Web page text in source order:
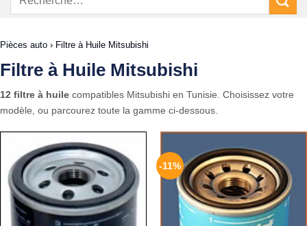
Pièces auto › Filtre à Huile Mitsubishi
Filtre à Huile Mitsubishi
12 filtre à huile compatibles Mitsubishi en Tunisie. Choisissez votre
modèle, ou parcourez toute la gamme ci-dessous.
-11%